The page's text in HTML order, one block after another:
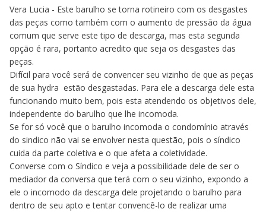
Vera Lucia - Este barulho se torna rotineiro com os desgastes
das peças como também com o aumento de pressão da água
comum que serve este tipo de descarga, mas esta segunda
opção é rara, portanto acredito que seja os desgastes das
peças.
Difícil para você será de convencer seu vizinho de que as peças
de sua hydra estão desgastadas. Para ele a descarga dele esta
funcionando muito bem, pois esta atendendo os objetivos dele,
independente do barulho que lhe incomoda.
Se for só você que o barulho incomoda o condomínio através
do sindico não vai se envolver nesta questão, pois o síndico
cuida da parte coletiva e o que afeta a coletividade.
Converse com o Síndico e veja a possibilidade dele de ser o
mediador da conversa que terá com o seu vizinho, expondo a
ele o incomodo da descarga dele projetando o barulho para
dentro de seu apto e tentar convencê-lo de realizar uma